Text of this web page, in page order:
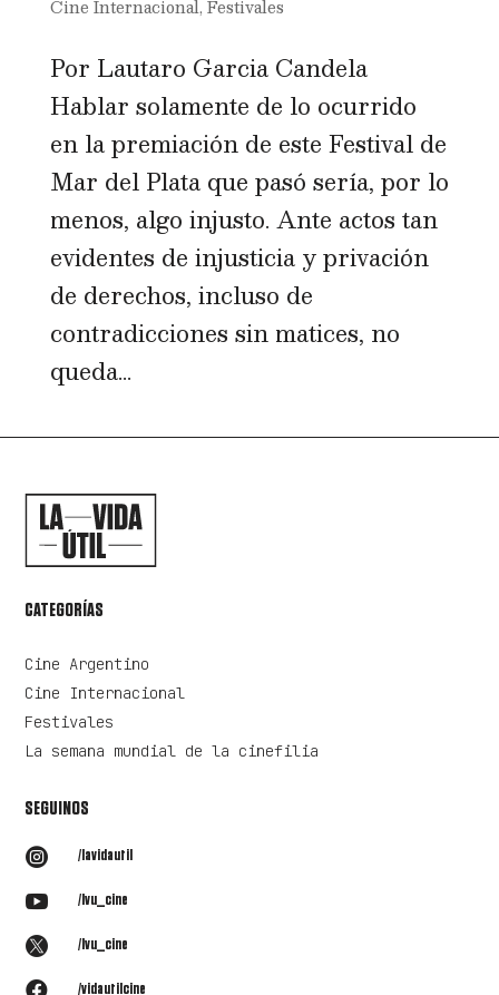
Cine Internacional, Festivales
Por Lautaro Garcia Candela
Hablar solamente de lo ocurrido
en la premiación de este Festival de
Mar del Plata que pasó sería, por lo
menos, algo injusto. Ante actos tan
evidentes de injusticia y privación
de derechos, incluso de
contradicciones sin matices, no
queda...
CATEGORÍAS
Cine Argentino
Cine Internacional
Festivales
La semana mundial de la cinefilia
SEGUINOS
 /lavidautil
 /lvu_cine
 /lvu_cine
 /vidautilcine